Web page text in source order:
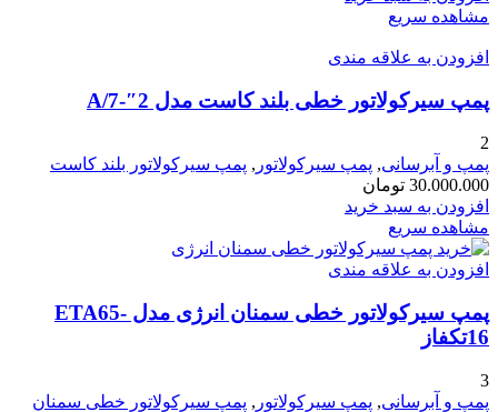
مشاهده سریع
افزودن به علاقه مندی
پمپ سیرکولاتور خطی بلند کاست مدل 2″-A/7
2
پمپ و آبرسانی, پمپ سیرکولاتور , پمپ سیرکولاتور بلند کاست
30.000.000 تومان
افزودن به سبد خرید
مشاهده سریع
افزودن به علاقه مندی
پمپ سیرکولاتور خطی سمنان انرژی مدل ETA65-
16تکفاز
3
پمپ و آبرسانی, پمپ سیرکولاتور , پمپ سیرکولاتور خطی سمنان